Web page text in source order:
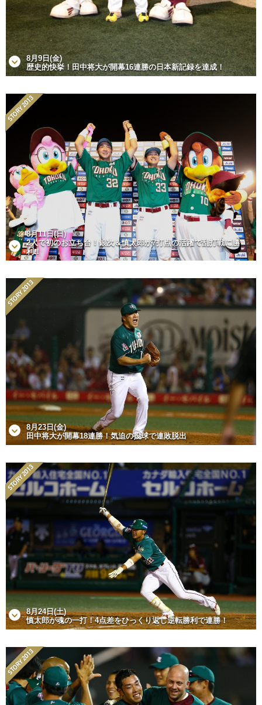
8月9日(金)
歴史的快挙！田中将大が開幕16連勝の日本新記録を達成！
8月11日(日)
2人で初のお立ち台！銀次＆慎太郎が7打点の活躍で乱打戦に勝
利！
8月23日(金)
田中将大が開幕18連勝！気迫の投球で連敗脱出
8月24日(土)
慎太郎が魂の一打！4点差をひっくり返し逆転勝利で連勝！